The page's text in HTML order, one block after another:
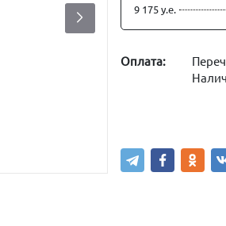
9 175 у.е.
Оплата: